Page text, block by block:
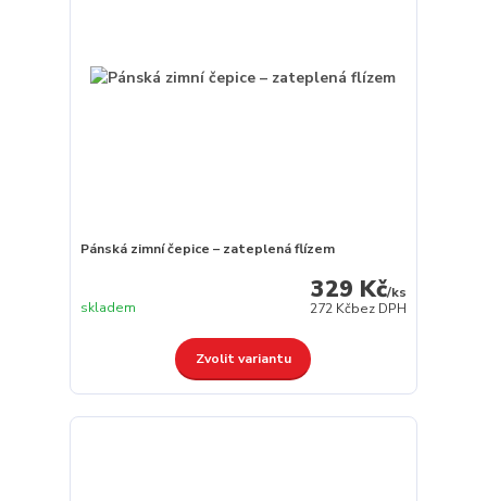
Pánská zimní čepice – zateplená flízem
329 Kč/ks
272 Kčbez DPH
skladem
Zvolit variantu